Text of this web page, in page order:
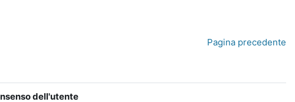
Pagina precedente
dell'utente